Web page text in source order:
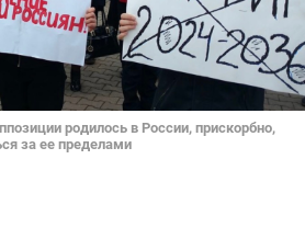
родилось в России, прискорбно,
за ее пределами